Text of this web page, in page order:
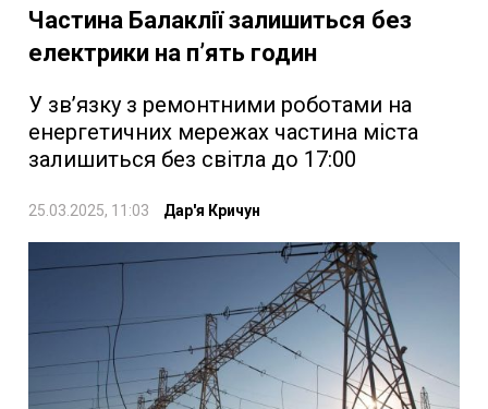
Частина Балаклії залишиться без
електрики на пʼять годин
У зв’язку з ремонтними роботами на
енергетичних мережах частина міста
залишиться без світла до 17:00
25.03.2025, 11:03 Дар'я Кричун